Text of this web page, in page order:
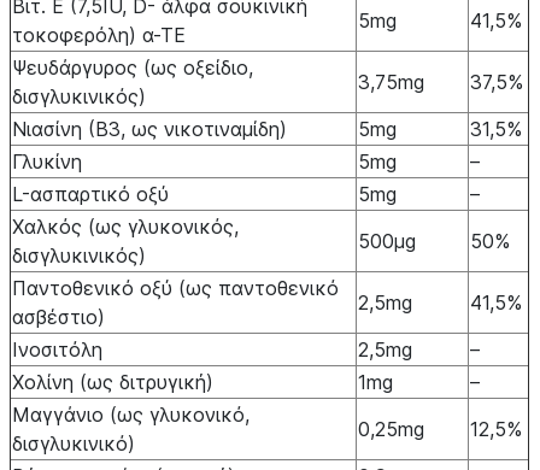
Βιτ. Ε (7,5IU, D- άλφα σουκινική
τοκοφερόλη) α-ΤΕ
5mg
41,5%
Ψευδάργυρος (ως οξείδιο,
δισγλυκινικός)
3,75mg
37,5%
Νιασίνη (Β3, ως νικοτιναμίδη)
5mg
31,5%
Γλυκίνη
5mg
–
L-ασπαρτικό οξύ
5mg
–
Χαλκός (ως γλυκονικός,
δισγλυκινικός)
500μg
50%
Παντοθενικό οξύ (ως παντοθενικό
ασβέστιο)
2,5mg
41,5%
Ινοσιτόλη
2,5mg
–
Χολίνη (ως διτρυγική)
1mg
–
Μαγγάνιο (ως γλυκονικό,
δισγλυκινικό)
0,25mg
12,5%